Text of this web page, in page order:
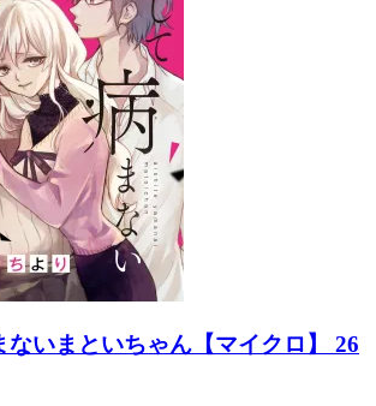
ないまといちゃん【マイクロ】 26